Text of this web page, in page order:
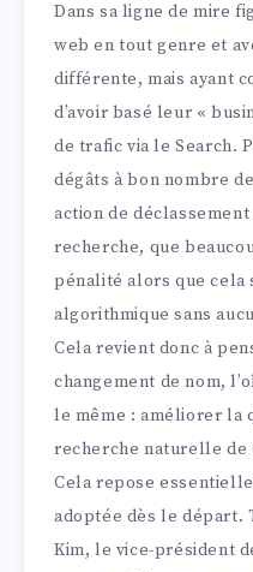
Dans sa ligne de mire
web en tout genre et
différente, mais ayant
d’avoir basé leur «
de trafic via le Search.
dégâts à bon nombre
action de
recherche, que
pénalité alors que cela
algorithmique sans
Cela revient donc à
changement de nom,
le même : améliorer la
recherche naturelle de
Cela repose
adoptée dès le départ.
Kim, le vice-président